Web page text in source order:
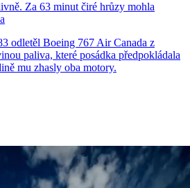
Za 63 minut čiré hrůzy mohla
odletěl Boeing 767 Air Canada z
paliva, které posádka předpokládala
mu zhasly oba motory.